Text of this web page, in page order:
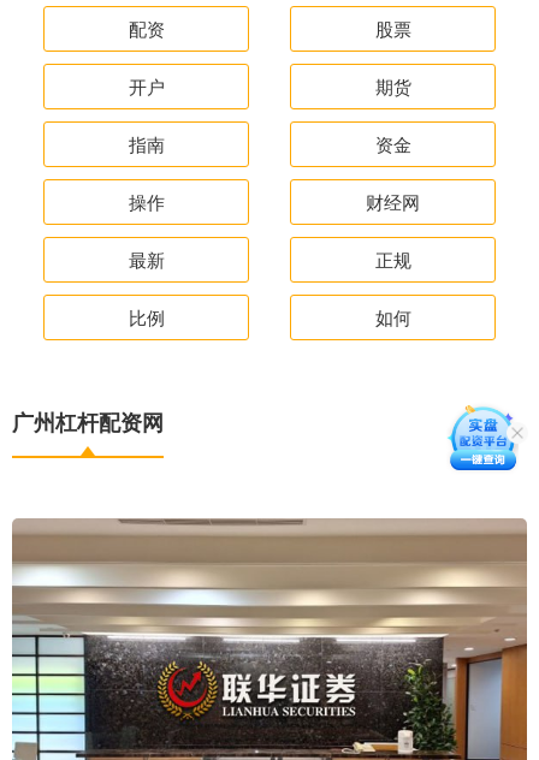
配资 股票
开户 期货
指南 资金
操作 财经网
最新 正规
比例 如何
广州杠杆配资网